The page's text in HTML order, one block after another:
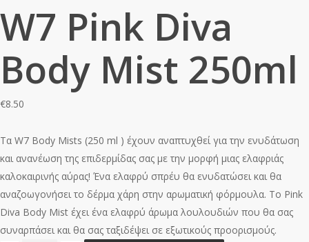
W7 Pink Diva
Body Mist 250ml
€8.50
Τα W7 Body Mists (250 ml ) έχουν αναπτυχθεί για την ενυδάτωση
και ανανέωση της επιδερμίδας σας με την μορφή μιας ελαφριάς
καλοκαιρινής αύρας! Ένα ελαφρύ σπρέυ θα ενυδατώσει και θα
αναζοωγονήσει το δέρμα χάρη στην αρωματική φόρμουλα. Το Pink
Diva Body Mist έχει ένα ελαφρύ άρωμα λουλουδιών που θα σας
συναρπάσει και θα σας ταξιδέψει σε εξωτικούς προορισμούς.